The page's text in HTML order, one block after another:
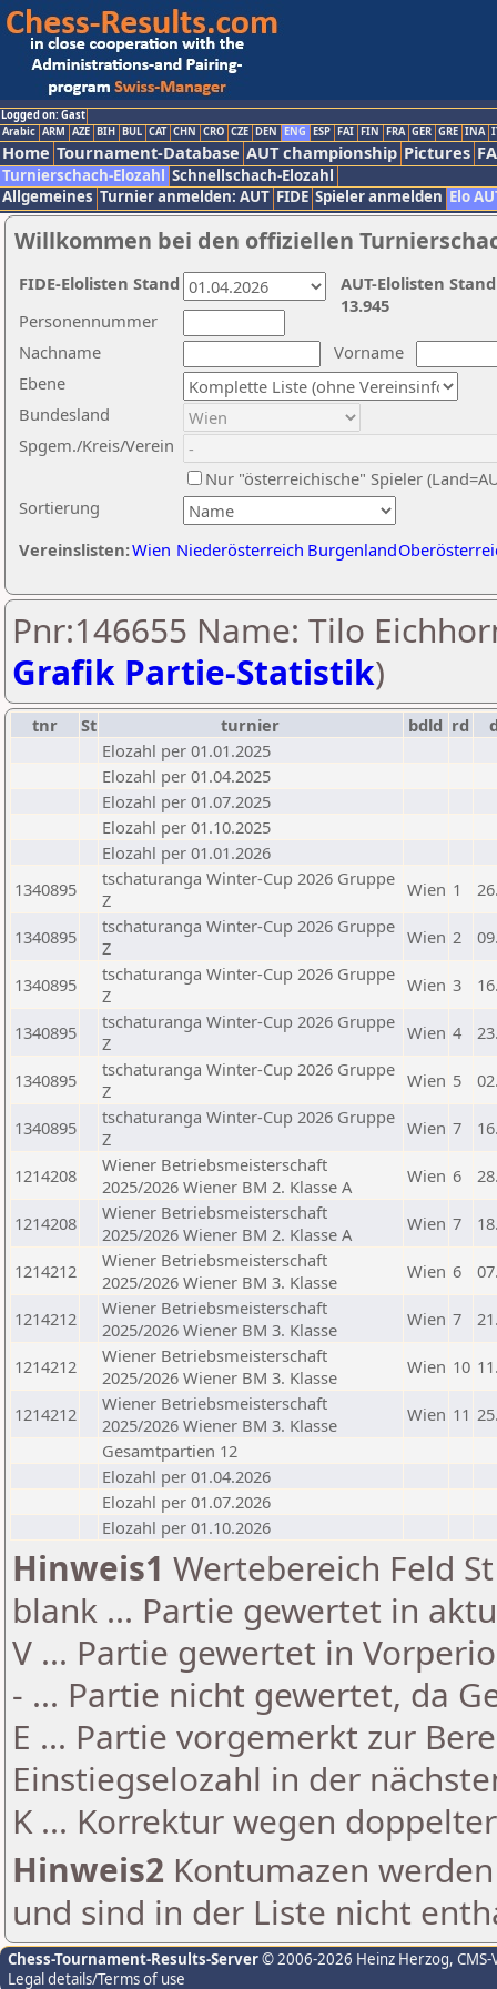
Logged on: Gast
Arabic ARM AZE BIH BUL CAT CHN CRO CZE DEN ENG ESP FAI FIN FRA GER GRE INA
Home Tournament-Database AUT championship Pictures
Turnierschach-Elozahl Schnellschach-Elozahl
Allgemeines Turnier anmelden: AUT FIDE Spieler anmelden Elo
Willkommen bei den offiziellen
Nachname
Vorname
Ebene
Sortierung
Personennummer
Bundesland
Spgem./Kreis/Verein
Nur "österreichische" Spieler
Vereinslisten:Wien Niederösterreich Burgenland
AUT-Elolisten
13.945
FIDE-Elolisten Stand
Pnr:146655 Name: Tilo
Grafik Partie-Statistik)
tnr St turnier bdld rd
Elozahl per 01.01.2025
Elozahl per 01.04.2025
Elozahl per 01.07.2025
Elozahl per 01.10.2025
Elozahl per 01.01.2026
1340895
tschaturanga Winter-Cup 2026 Gruppe
Z
Wien 1
1340895
tschaturanga Winter-Cup 2026 Gruppe
Z
Wien 2
1340895
tschaturanga Winter-Cup 2026 Gruppe
Z
Wien 3
1340895
tschaturanga Winter-Cup 2026 Gruppe
Z
Wien 4
1340895
tschaturanga Winter-Cup 2026 Gruppe
Z
Wien 5
1340895
tschaturanga Winter-Cup 2026 Gruppe
Z
Wien 7
1214208
Wiener Betriebsmeisterschaft
2025/2026 Wiener BM 2. Klasse A
Wien 6
1214208
Wiener Betriebsmeisterschaft
2025/2026 Wiener BM 2. Klasse A
Wien 7
1214212
Wiener Betriebsmeisterschaft
2025/2026 Wiener BM 3. Klasse
Wien 6
1214212
Wiener Betriebsmeisterschaft
2025/2026 Wiener BM 3. Klasse
Wien 7
1214212
Wiener Betriebsmeisterschaft
2025/2026 Wiener BM 3. Klasse
Wien 10
1214212
Wiener Betriebsmeisterschaft
2025/2026 Wiener BM 3. Klasse
Wien 11
Gesamtpartien 12
Elozahl per 01.04.2026
Elozahl per 01.07.2026
Elozahl per 01.10.2026
Hinweis1 Wertebereich Feld
blank ... Partie gewertet in
V ... Partie gewertet in
- ... Partie nicht gewertet, da
E ... Partie vorgemerkt zur
Einstiegselozahl in der
K ... Korrektur wegen
Hinweis2 Kontumazen
und sind in der Liste nicht
Chess-Tournament-Results-Server© 2006-2026 Heinz Herzog,
Legal details/Terms of use